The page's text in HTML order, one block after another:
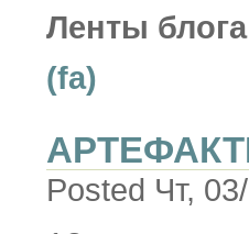
Ленты
(fa)
Posted Чт,